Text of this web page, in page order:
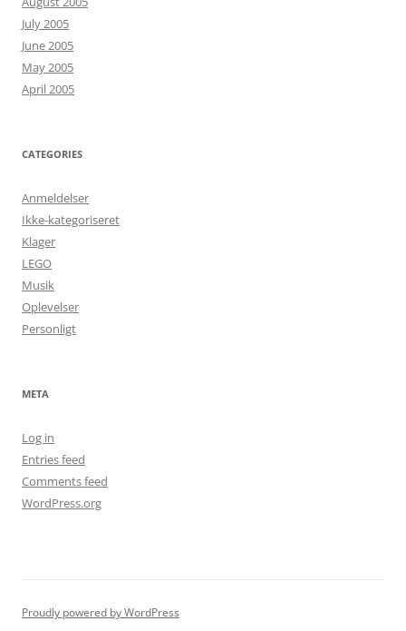
July 2005
June 2005
May 2005
April 2005
CATEGORIES
Anmeldelser
Ikke-kategoriseret
Klager
LEGO
Musik
Oplevelser
Personligt
META
Log in
Entries feed
Comments feed
WordPress.org
Proudly powered by WordPress